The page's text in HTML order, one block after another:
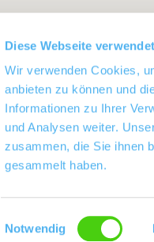
Diese Webseite
Wir verwenden Cookies,
anbieten zu können und
Informationen zu Ihrer
und Analysen weiter.
zusammen, die Sie ihnen
gesammelt haben.
Einwilligungsauswahl
Notwendig